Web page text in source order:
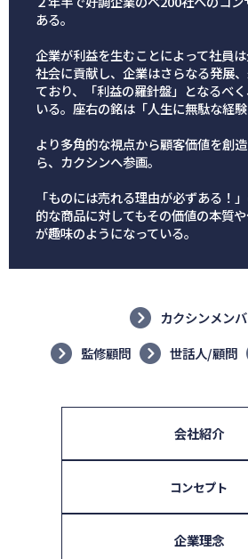
ある。
企業が利益を生むことによって社員
社会に貢献し、企業はさらなる発展
ており、「利益の羅針盤」となるべ
いる。座右の銘は「人生に無駄な経験
より多角的な視点から顧客価値を創
ら、カクシンへ参画。
「ものには売れる理由が必ずある！
的な商品に対してもその価値の本質
が趣味のようになっている。
カクシンメン
監修顧問
世話人/顧問
会社紹介
コンセプト
企業理念